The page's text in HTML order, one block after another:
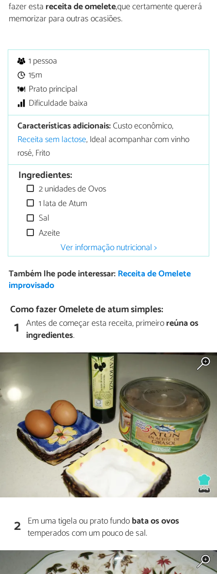
fazer esta receita deomelete,que certamente quererá
memorizar para outras ocasiões.
1 pessoa
15m
Prato principal
Dificuldade baixa
Características adicionais:Custo econômico,
Receita sem lactose, Ideal acompanhar com vinho
rosé, Frito
Ingredientes:
2 unidades de Ovos
1 lata de Atum
Sal
Azeite
Ver informação nutricional >
Também lhe pode interessar: Receita de Omelete
improvisado
Como fazer Omelete de atum simples:
1 Antes de começar esta receita, primeiroreúna os
ingredientes.
2 Em uma tigela ou prato fundobata os ovos
temperados com um pouco de sal.